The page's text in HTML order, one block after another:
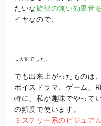
たいな旋律の無い効果音
イヤなので、
…大変でした。
でも出来上がったものは
ボイスドラマ、ゲーム、
特に、私が趣味でやって
の頻度で使います。
ミステリー系のビジュア